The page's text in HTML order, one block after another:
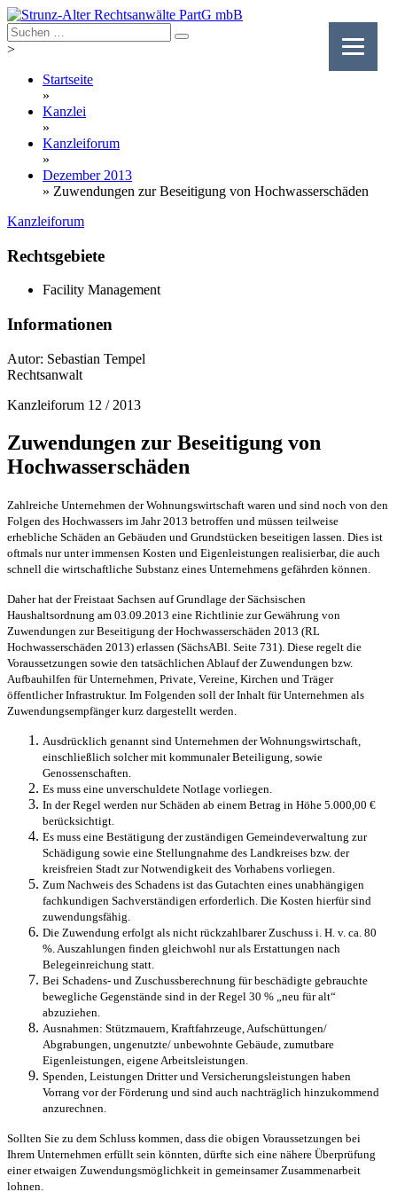
Skip
to
content
>
Startseite
»
Kanzlei
»
Kanzleiforum
»
Dezember 2013
» Zuwendungen zur Beseitigung von Hochwasserschäden
Kanzleiforum
Rechtsgebiete
Facility Management
Informationen
Autor: Sebastian Tempel
Rechtsanwalt
Kanzleiforum 12 / 2013
Zuwendungen zur Beseitigung von
Hochwasserschäden
Zahlreiche Unternehmen der Wohnungswirtschaft waren und sind noch von den
Folgen des Hochwassers im Jahr 2013 betroffen und müssen teilweise
erhebliche Schäden an Gebäuden und Grundstücken beseitigen lassen. Dies ist
oftmals nur unter immensen Kosten und Eigenleistungen realisierbar, die auch
schnell die wirtschaftliche Substanz eines Unternehmens gefährden können.
Daher hat der Freistaat Sachsen auf Grundlage der Sächsischen
Haushaltsordnung am 03.09.2013 eine Richtlinie zur Gewährung von
Zuwendungen zur Beseitigung der Hochwasserschäden 2013 (RL
Hochwasserschäden 2013) erlassen (SächsABl. Seite 731). Diese regelt die
Voraussetzungen sowie den tatsächlichen Ablauf der Zuwendungen bzw.
Aufbauhilfen für Unternehmen, Private, Vereine, Kirchen und Träger
öffentlicher Infrastruktur. Im Folgenden soll der Inhalt für Unternehmen als
Zuwendungsempfänger kurz dargestellt werden.
Ausdrücklich genannt sind Unternehmen der Wohnungswirtschaft,
einschließlich solcher mit kommunaler Beteiligung, sowie
Genossenschaften.
Es muss eine unverschuldete Notlage vorliegen.
In der Regel werden nur Schäden ab einem Betrag in Höhe 5.000,00 €
berücksichtigt.
Es muss eine Bestätigung der zuständigen Gemeindeverwaltung zur
Schädigung sowie eine Stellungnahme des Landkreises bzw. der
kreisfreien Stadt zur Notwendigkeit des Vorhabens vorliegen.
Zum Nachweis des Schadens ist das Gutachten eines unabhängigen
fachkundigen Sachverständigen erforderlich. Die Kosten hierfür sind
zuwendungsfähig.
Die Zuwendung erfolgt als nicht rückzahlbarer Zuschuss i. H. v. ca. 80
%. Auszahlungen finden gleichwohl nur als Erstattungen nach
Belegeinreichung statt.
Bei Schadens- und Zuschussberechnung für beschädigte gebrauchte
bewegliche Gegenstände sind in der Regel 30 % „neu für alt“
abzuziehen.
Ausnahmen: Stützmauern, Kraftfahrzeuge, Aufschüttungen/
Abgrabungen, ungenutzte/ unbewohnte Gebäude, zumutbare
Eigenleistungen, eigene Arbeitsleistungen.
Spenden, Leistungen Dritter und Versicherungsleistungen haben
Vorrang vor der Förderung und sind auch nachträglich hinzukommend
anzurechnen.
Sollten Sie zu dem Schluss kommen, dass die obigen Voraussetzungen bei
Ihrem Unternehmen erfüllt sein könnten, dürfte sich eine nähere Überprüfung
einer etwaigen Zuwendungsmöglichkeit in gemeinsamer Zusammenarbeit
lohnen.